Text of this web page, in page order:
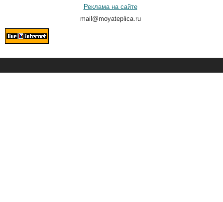
Реклама на сайте
mail@moyateplica.ru